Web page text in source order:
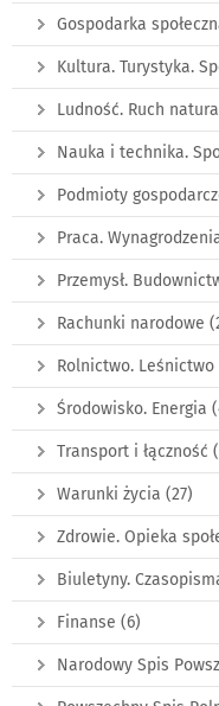
Gospodarka
Kultura. Turystyka.
Ludność. Ruch
Nauka i technika.
Podmioty
Praca.
Przemysł.
Rachunki narodowe
Rolnictwo. Leśnictwo
Środowisko. Energia
Transport i łączność
Warunki życia (27)
Zdrowie. Opieka
Biuletyny.
Finanse (6)
Narodowy Spis